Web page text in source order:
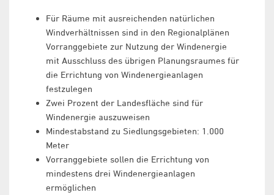
Für Räume mit ausreichenden natürlichen
Windverhältnissen sind in den Regionalplänen
Vorranggebiete zur Nutzung der Windenergie
mit Ausschluss des übrigen Planungsraumes für
die Errichtung von Windenergieanlagen
festzulegen
Zwei Prozent der Landesfläche sind für
Windenergie auszuweisen
Mindestabstand zu Siedlungsgebieten: 1.000
Meter
Vorranggebiete sollen die Errichtung von
mindestens drei Windenergieanlagen
ermöglichen